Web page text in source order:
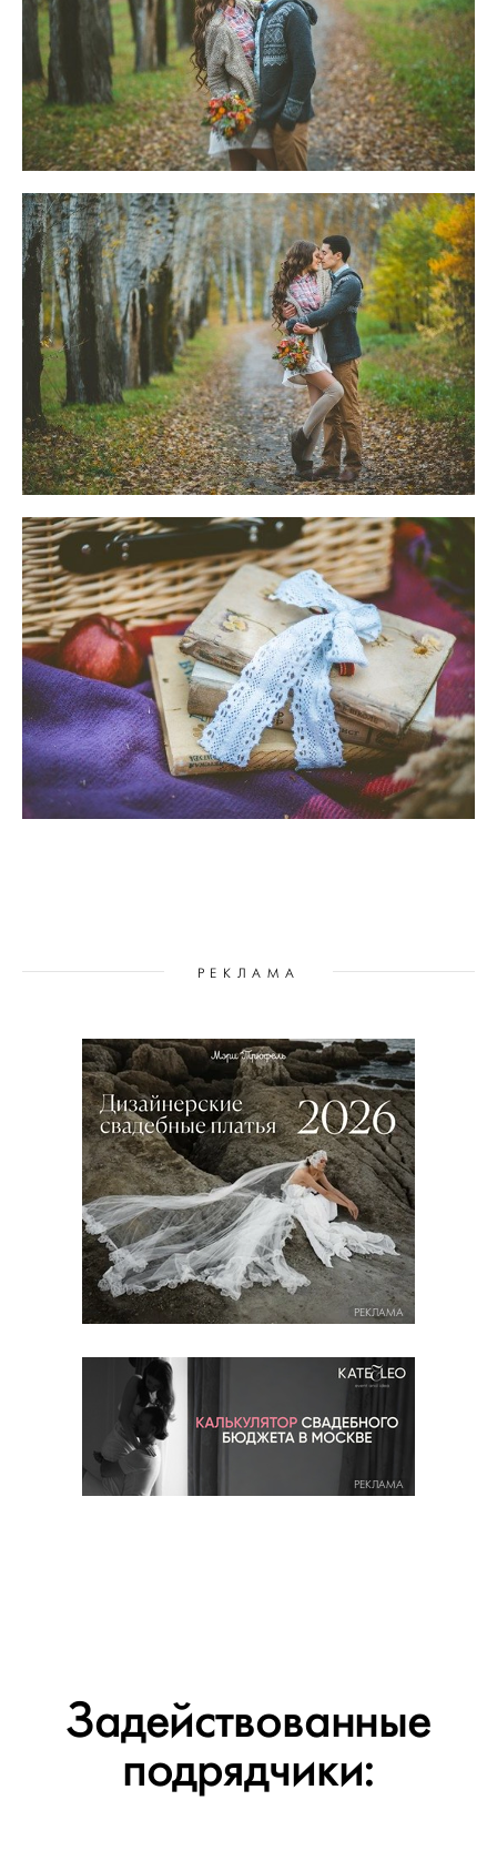
РЕКЛАМА
РЕКЛАМА
РЕКЛАМА
Задействованные
подрядчики: